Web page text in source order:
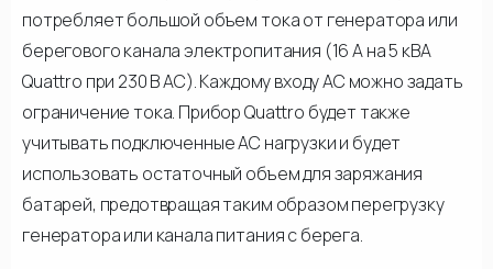
потребляет большой объем тока от генератора или
берегового канала электропитания (16 А на 5 кВА
Quattro при 230 В AC). Каждому входу АС можно задать
ограничение тока. Прибор Quattro будет также
учитывать подключенные АС нагрузки и будет
использовать остаточный объем для заряжания
батарей, предотвращая таким образом перегрузку
генератора или канала питания с берега.